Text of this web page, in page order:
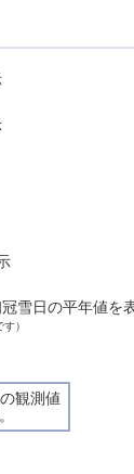
雪日の平年値を
）
観測値